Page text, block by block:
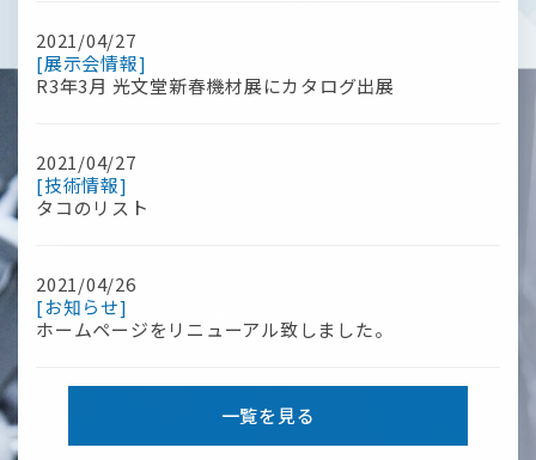
2021/04/27
[展示会情報]
R3年3月 光文堂新春機材展にカタログ出展
2021/04/27
[技術情報]
タコのリスト
2021/04/26
[お知らせ]
ホームページをリニューアル致しました。
一覧を見る